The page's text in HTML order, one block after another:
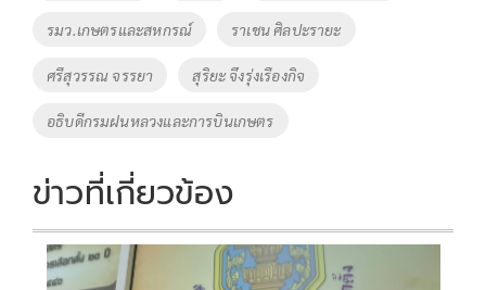
รมว.เกษตรและสหกรณ์ ราเชน ศิลปะรายะ
ศรีสุวรรณ จรรยา สุริยะ จึงรุ่งเรืองกิจ
อธิบดีกรมฝนหลวงและการบินเกษตร
ข่าวที่เกี่ยวข้อง